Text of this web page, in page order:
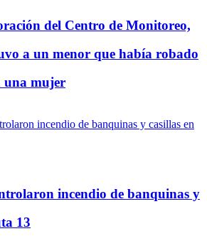
del Centro de Monitoreo,
a un menor que había robado
una mujer
incendio de banquinas y
13